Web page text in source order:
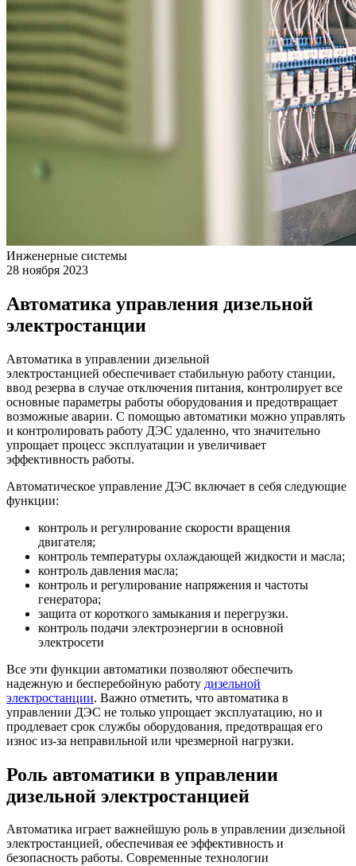
Инженерные системы
28 ноября 2023
Автоматика управления дизельной
электростанции
Автоматика в управлении дизельной
электростанцией обеспечивает стабильную работу станции,
ввод резерва в случае отключения питания, контролирует все
основные параметры работы оборудования и предотвращает
возможные аварии. С помощью автоматики можно управлять
и контролировать работу ДЭС удаленно, что значительно
упрощает процесс эксплуатации и увеличивает
эффективность работы.
Автоматическое управление ДЭС включает в себя следующие
функции:
контроль и регулирование скорости вращения
двигателя;
контроль температуры охлаждающей жидкости и масла;
контроль давления масла;
контроль и регулирование напряжения и частоты
генератора;
защита от короткого замыкания и перегрузки.
контроль подачи электроэнергии в основной
электросети
Все эти функции автоматики позволяют обеспечить
надежную и бесперебойную работу дизельной
электростанции. Важно отметить, что автоматика в
управлении ДЭС не только упрощает эксплуатацию, но и
продлевает срок службы оборудования, предотвращая его
износ из-за неправильной или чрезмерной нагрузки.
Роль автоматики в управлении
дизельной электростанцией
Автоматика играет важнейшую роль в управлении дизельной
электростанцией, обеспечивая ее эффективность и
безопасность работы. Современные технологии